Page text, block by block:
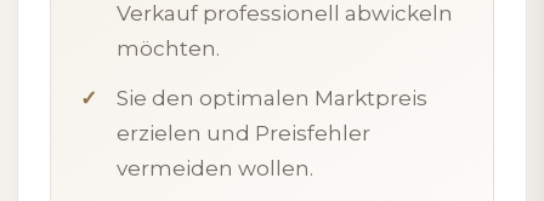
Verkauf professionell abwickeln
möchten.
Sie den optimalen Marktpreis
erzielen und Preisfehler
vermeiden wollen.